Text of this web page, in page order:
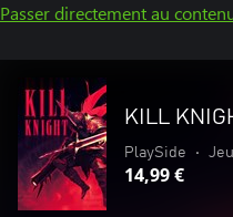
Passer directement au
KILL
PlaySide •
14,99 €